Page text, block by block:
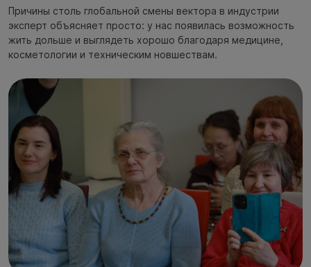
Причины столь глобальной смены вектора в индустрии
эксперт объясняет просто: у нас появилась возможность
жить дольше и выглядеть хорошо благодаря медицине,
косметологии и техническим новшествам.